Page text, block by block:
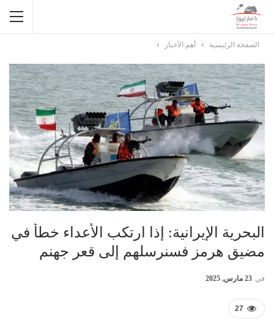
الصفحة الرئيسية أهم الأخبار
البحرية الإيرانية: إذا ارتكب الأعداء خطأً في
مضيق هرمز فسنرسلهم إلى قعر جهنم
في 23 مارس, 2025
27